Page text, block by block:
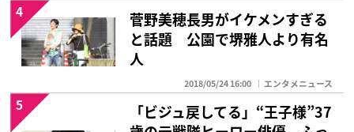
菅野美穂長男がイケメンすぎる
と話題 公園で堺雅人より有名
人
2018/05/24 16:00 エンタメニュース
4
「ビジュ戻してる」“王子様”37
5